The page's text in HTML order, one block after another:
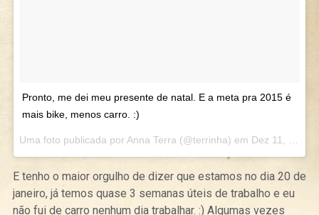
Pronto, me dei meu presente de natal. E a meta pra 2015 é
mais bike, menos carro. :)
Uma foto publicada por Anna Terra (@terrinha) em Dez 11, 2014 at 9:08 PST
E tenho o maior orgulho de dizer que estamos no dia 20 de
janeiro, já temos quase 3 semanas úteis de trabalho e eu
não fui de carro nenhum dia trabalhar. :) Algumas vezes